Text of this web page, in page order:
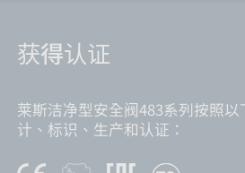
获得认证
莱斯洁净型安全阀483系列按照
计、标识、生产和认证：